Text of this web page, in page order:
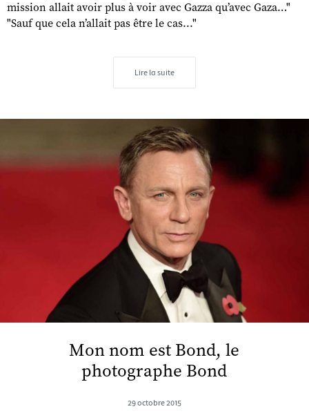
mission allait avoir plus à voir avec Gazza qu’avec Gaza…"
"Sauf que cela n’allait pas être le cas..."
Lire la suite
Mon nom est Bond, le
photographe Bond
29 octobre 2015